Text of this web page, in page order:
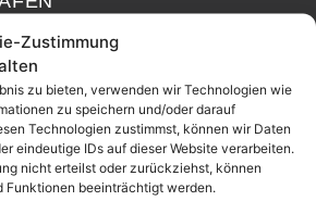
Zustimmung
zu bieten, verwenden wir Technologien wie
zu speichern und/oder darauf
Technologien zustimmst, können wir Daten
eindeutige IDs auf dieser Website verarbeiten.
nicht erteilst oder zurückziehst, können
Funktionen beeinträchtigt werden.
Widerrufsrecht